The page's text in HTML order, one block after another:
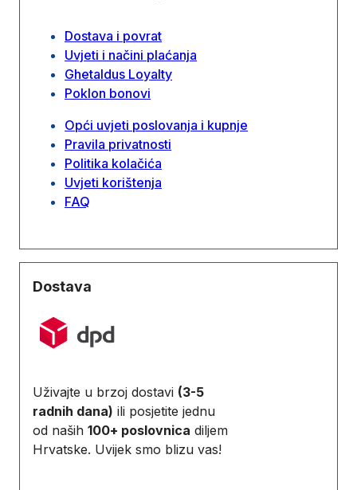
Dostava i povrat
Uvjeti i načini plaćanja
Ghetaldus Loyalty
Poklon bonovi
Opći uvjeti poslovanja i kupnje
Pravila privatnosti
Politika kolačića
Uvjeti korištenja
FAQ
Dostava
Uživajte u brzoj dostavi (3-5
radnih dana) ili posjetite jednu
od naših 100+ poslovnica diljem
Hrvatske. Uvijek smo blizu vas!